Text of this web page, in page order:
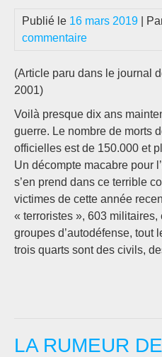
Publié le 16 mars 2019 |
commentaire
(Article paru dans le journal
2001)
Voilà presque dix ans
guerre. Le nombre de morts
officielles est de 150.000 et
Un décompte macabre pour
s’en prend dans ce terrible
victimes de cette année
« terroristes », 603 militaires,
groupes d’autodéfense, tout
trois quarts sont des civils,
LA RUMEUR